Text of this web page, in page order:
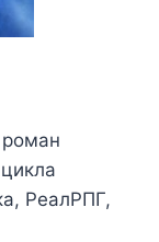
РеалРПГ,